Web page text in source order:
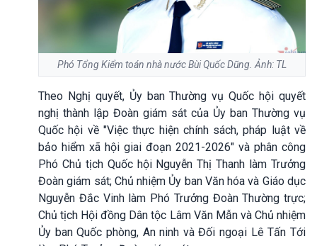
Phó Tổng Kiểm toán nhà nước Bùi Quốc Dũng. Ảnh: TL
Theo Nghị quyết, Ủy ban Thường vụ Quốc hội quyết
nghị thành lập Đoàn giám sát của Ủy ban Thường vụ
Quốc hội về "Việc thực hiện chính sách, pháp luật về
bảo hiểm xã hội giai đoạn 2021-2026" và phân công
Phó Chủ tịch Quốc hội Nguyễn Thị Thanh làm Trưởng
Đoàn giám sát; Chủ nhiệm Ủy ban Văn hóa và Giáo dục
Nguyễn Đắc Vinh làm Phó Trưởng Đoàn Thường trực;
Chủ tịch Hội đồng Dân tộc Lâm Văn Mẫn và Chủ nhiệm
Ủy ban Quốc phòng, An ninh và Đối ngoại Lê Tấn Tới